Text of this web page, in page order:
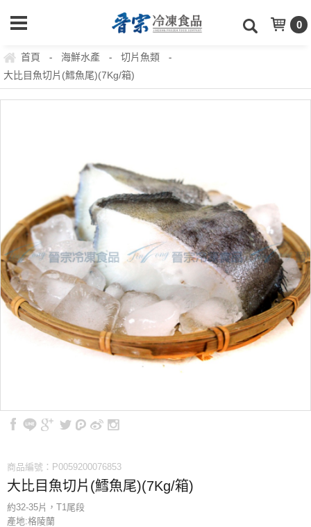
0
首頁 - 海鮮水產 - 切片魚類 -
大比目魚切片(鱈魚尾)(7Kg/箱)
商品編號：P0059200076853
大比目魚切片(鱈魚尾)(7Kg/箱)
約32-35片，T1尾段
產地:格陵蘭